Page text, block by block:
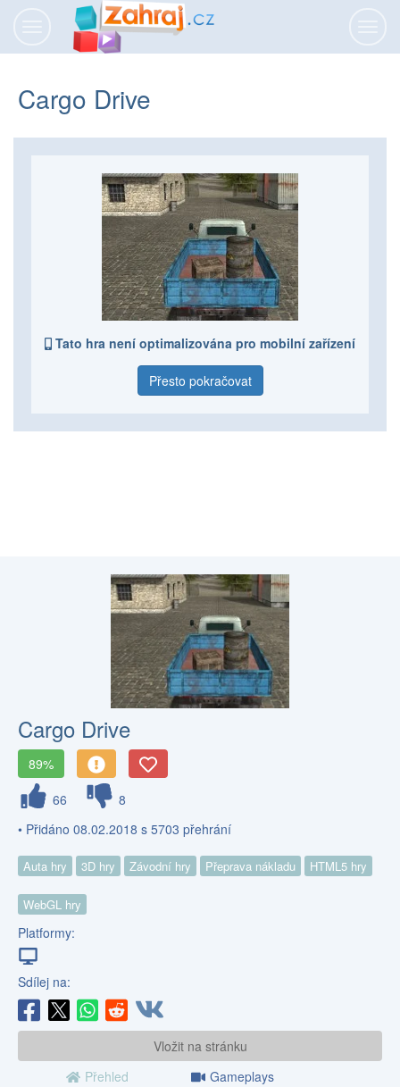
Cargo Drive
Tato hra není optimalizována pro mobilní zařízení
Přesto pokračovat
Cargo Drive
89%
66
8
• Přidáno 08.02.2018 s 5703 přehrání
Auta hry 3D hry Závodní hry Přeprava nákladu HTML5 hry
WebGL hry
Platformy:
Sdílej na:
Vložit na stránku
Přehled
Gameplays